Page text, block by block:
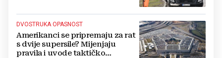
DVOSTRUKA OPASNOST
Amerikanci se pripremaju za rat
s dvije supersile? Mijenjaju
pravila i uvode taktičko